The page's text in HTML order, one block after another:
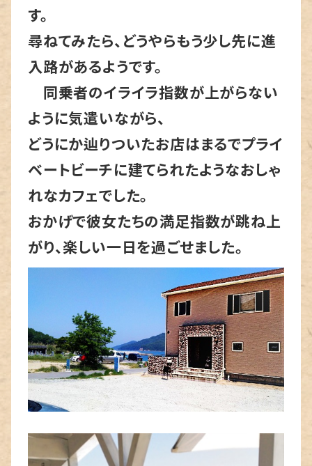
す。
尋ねてみたら、どうやらもう少し先に進
入路があるようです。
同乗者のイライラ指数が上がらない
ように気遣いながら、
どうにか辿りついたお店はまるでプライ
ベートビーチに建てられたようなおしゃ
れなカフェでした。
おかげで彼女たちの満足指数が跳ね上
がり、楽しい一日を過ごせました。